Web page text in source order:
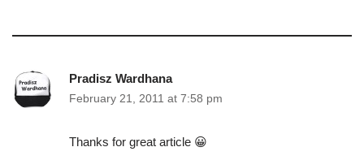
Pradisz Wardhana
February 21, 2011 at 7:58 pm
Thanks for great article 😀